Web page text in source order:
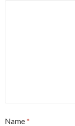
Name *